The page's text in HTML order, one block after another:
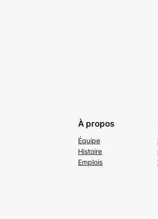
À propos
Équipe
Histoire
Emplois